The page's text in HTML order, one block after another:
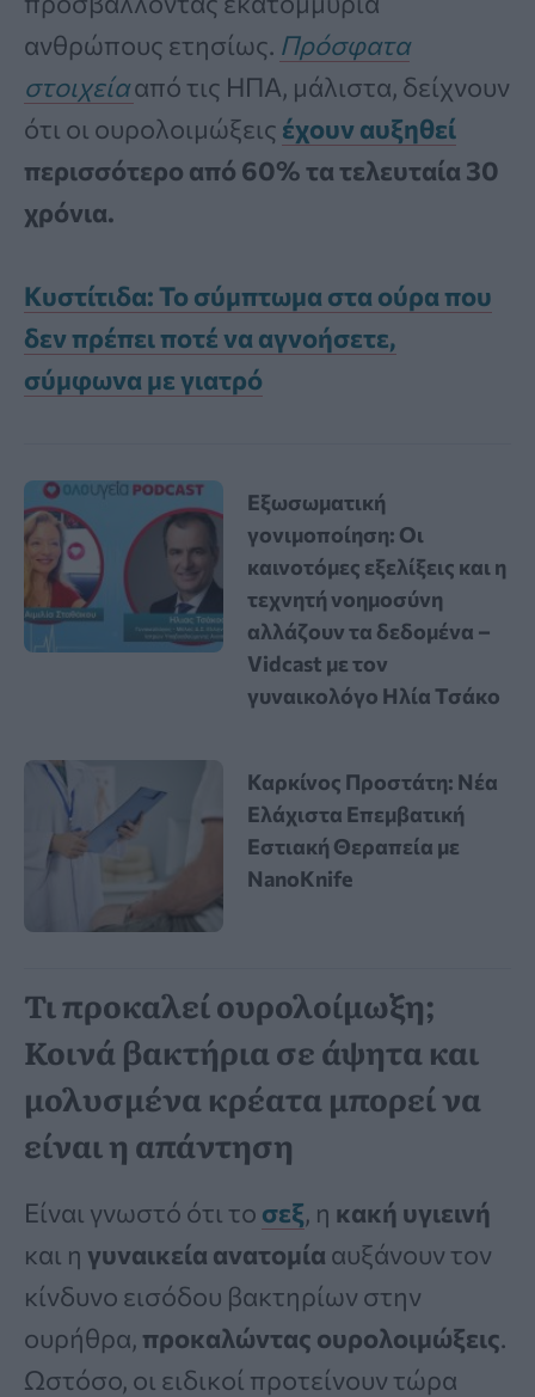
ανθρώπους ετησίως. Πρόσφατα
στοιχείααπό τις ΗΠΑ, μάλιστα, δείχνουν
ότι οι ουρολοιμώξεις έχουν αυξηθεί
περισσότερο από 60% τα τελευταία 30
χρόνια.
Κυστίτιδα: Το σύμπτωμα στα ούρα που
δεν πρέπει ποτέ να αγνοήσετε,
σύμφωνα με γιατρό
Εξωσωματική
γονιμοποίηση: Οι
καινοτόμες εξελίξεις και η
τεχνητή νοημοσύνη
αλλάζουν τα δεδομένα –
Vidcast με τον
γυναικολόγο Ηλία Τσάκο
Καρκίνος Προστάτη: Νέα
Ελάχιστα Επεμβατική
Εστιακή Θεραπεία με
NanoKnife
Τι προκαλεί ουρολοίμωξη;
Κοινά βακτήρια σε άψητα και
μολυσμένα κρέατα μπορεί να
είναι η απάντηση
Είναι γνωστό ότι το σεξ, η κακή υγιεινή
και η γυναικεία ανατομία αυξάνουν τον
κίνδυνο εισόδου βακτηρίων στην
ουρήθρα, προκαλώντας ουρολοιμώξεις.
Ωστόσο, οι ειδικοί προτείνουν τώρα